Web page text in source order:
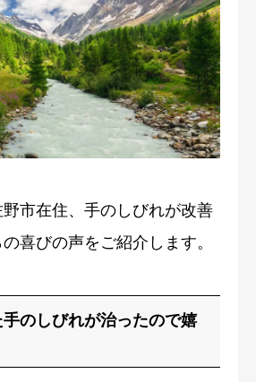
市在住、手のしびれが改善
喜びの声をご紹介します。
のしびれが治ったので嬉